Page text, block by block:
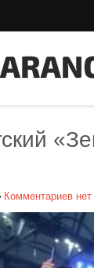
Комментариев нет